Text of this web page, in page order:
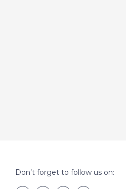
Don’t forget to follow us on: